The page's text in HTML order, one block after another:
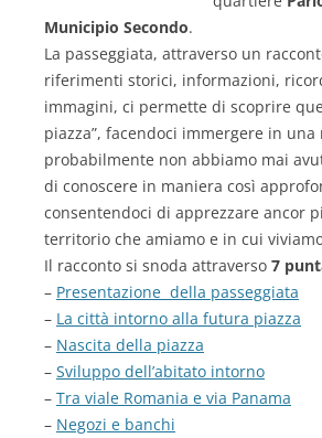
Municipio Secondo.
La passeggiata, attraverso un
riferimenti storici, informazioni,
immagini, ci permette di scoprire
piazza”, facendoci immergere in una
probabilmente non abbiamo mai
di conoscere in maniera così
consentendoci di apprezzare ancor
territorio che amiamo e in cui
Il racconto si snoda attraverso 7
– Presentazione della passeggiata
– La città intorno alla futura piazza
– Nascita della piazza
– Sviluppo dell’abitato intorno
– Tra viale Romania e via Panama
– Negozi e banchi